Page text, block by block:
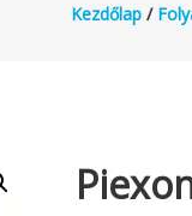
Kezdőlap /